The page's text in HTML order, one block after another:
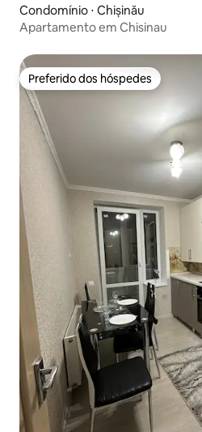
Condomínio ⋅ Chișinău
Apartamento em Chisinau
Preferido dos hóspedes
Preferido dos hóspedes